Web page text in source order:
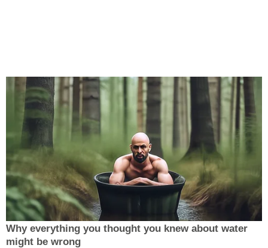
Why everything you thought you knew about water
might be wrong